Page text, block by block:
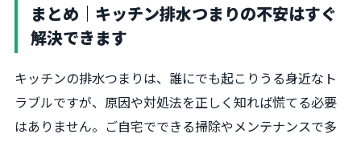
まとめ｜キッチン排水つまりの不安はすぐ
解決できます
キッチンの排水つまりは、誰にでも起こりうる身近なト
ラブルですが、原因や対処法を正しく知れば慌てる必要
はありません。ご自宅でできる掃除やメンテナンスで多